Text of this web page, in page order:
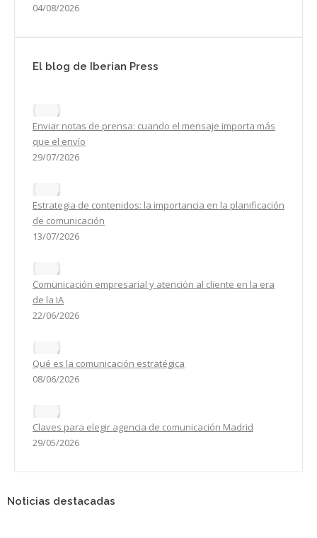
04/08/2026
El blog de Iberian Press
Enviar notas de prensa: cuando el mensaje importa más
que el envío
29/07/2026
Estrategia de contenidos: la importancia en la planificación
de comunicación
13/07/2026
Comunicación empresarial y atención al cliente en la era
de la IA
22/06/2026
Qué es la comunicación estratégica
08/06/2026
Claves para elegir agencia de comunicación Madrid
29/05/2026
Noticias destacadas